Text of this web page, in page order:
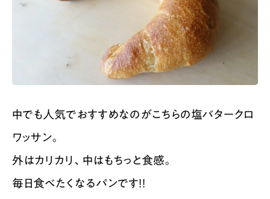
中でも人気でおすすめなのがこちらの塩バタークロ
ワッサン。
外はカリカリ、中はもちっと食感。
毎日食べたくなるパンです！！